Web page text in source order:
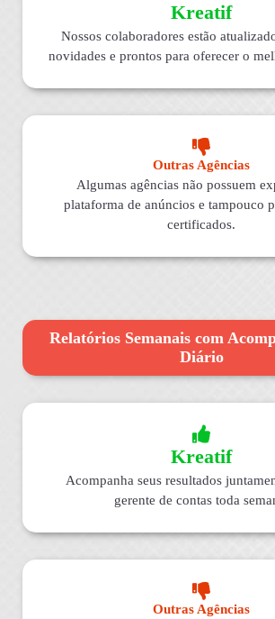
Kreatif
Nossos colaboradores estão
novidades e prontos para oferecer o
Outras Agências
Algumas agências não possuem
plataforma de anúncios e tampouco
certificados.
Relatórios Semanais com
Diário
Kreatif
Acompanha seus resultados
gerente de contas toda
Outras Agências